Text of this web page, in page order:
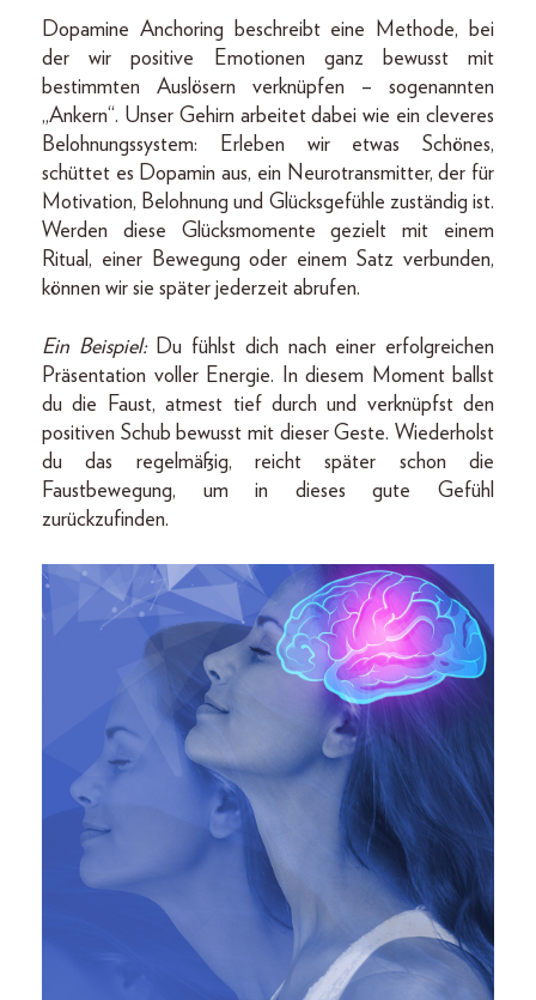
Dopamine Anchoring beschreibt eine Methode, bei
der wir positive Emotionen ganz bewusst mit
bestimmten Auslösern verknüpfen – sogenannten
„Ankern“. Unser Gehirn arbeitet dabei wie ein cleveres
Belohnungssystem: Erleben wir etwas Schönes,
schüttet es Dopamin aus, ein Neurotransmitter, der für
Motivation, Belohnung und Glücksgefühle zuständig ist.
Werden diese Glücksmomente gezielt mit einem
Ritual, einer Bewegung oder einem Satz verbunden,
können wir sie später jederzeit abrufen.
Ein Beispiel: Du fühlst dich nach einer erfolgreichen
Präsentation voller Energie. In diesem Moment ballst
du die Faust, atmest tief durch und verknüpfst den
positiven Schub bewusst mit dieser Geste. Wiederholst
du das regelmäßig, reicht später schon die
Faustbewegung, um in dieses gute Gefühl
zurückzufinden.